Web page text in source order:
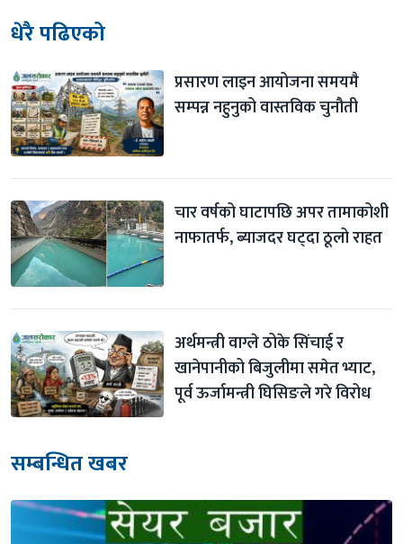
धेरै पढिएको
प्रसारण लाइन आयोजना समयमै
सम्पन्न नहुनुको वास्तविक चुनौती
चार वर्षको घाटापछि अपर तामाकोशी
नाफातर्फ, ब्याजदर घट्दा ठूलो राहत
अर्थमन्त्री वाग्ले ठोके सिंचाई र
खानेपानीको बिजुलीमा समेत भ्याट,
पूर्व ऊर्जामन्त्री घिसिङले गरे विरोध
सम्बन्धित खबर